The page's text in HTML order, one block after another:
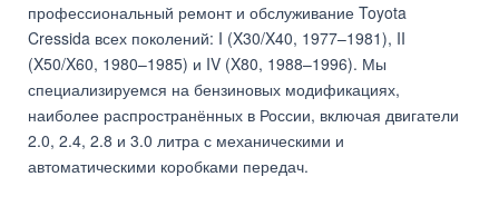
профессиональный ремонт и обслуживание Toyota
Cressida всех поколений: I (X30/X40, 1977–1981), II
(X50/X60, 1980–1985) и IV (X80, 1988–1996). Мы
специализируемся на бензиновых модификациях,
наиболее распространённых в России, включая двигатели
2.0, 2.4, 2.8 и 3.0 литра с механическими и
автоматическими коробками передач.